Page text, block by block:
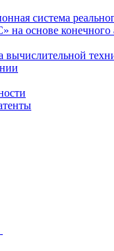
система
на основе конечного
вычислительной